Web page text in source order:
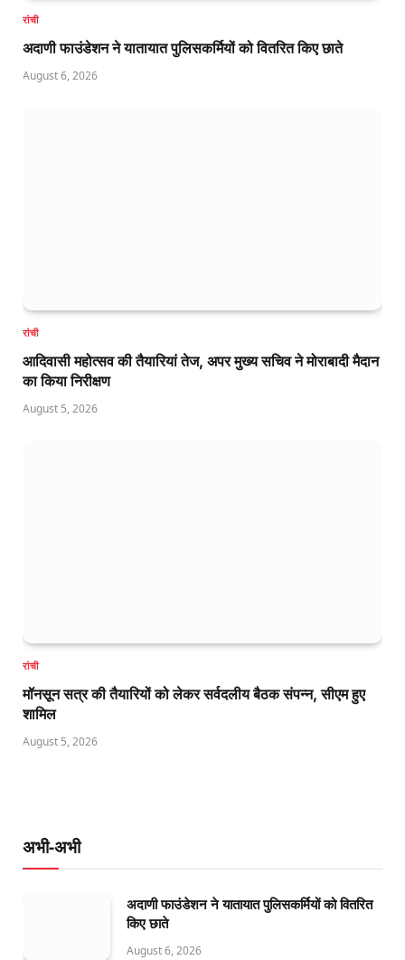
रांची
अदाणी फाउंडेशन ने यातायात पुलिसकर्मियों को वितरित किए छाते
August 6, 2026
रांची
आदिवासी महोत्सव की तैयारियां तेज, अपर मुख्य सचिव ने मोराबादी मैदान
का किया निरीक्षण
August 5, 2026
रांची
मॉनसून सत्र की तैयारियों को लेकर सर्वदलीय बैठक संपन्न, सीएम हुए
शामिल
August 5, 2026
अभी-अभी
अदाणी फाउंडेशन ने यातायात पुलिसकर्मियों को वितरित
किए छाते
August 6, 2026